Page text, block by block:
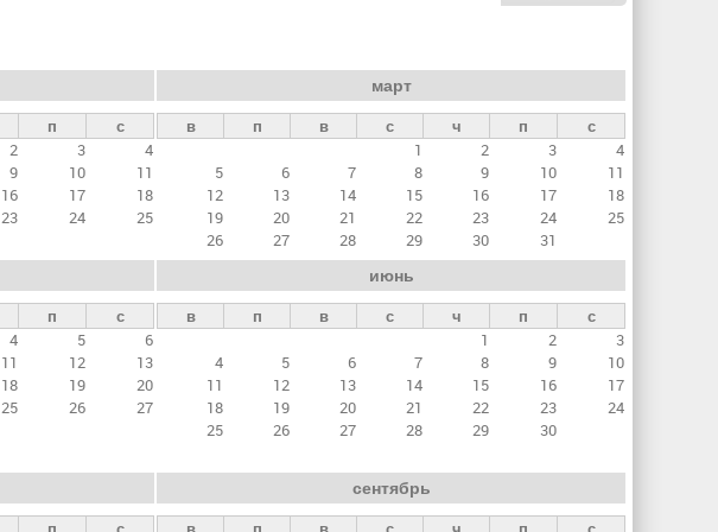
п
с
2 3
4
9 10
11
16 17
18
23 24
25
март
в п в с ч п
с
1
2 3
4
5
6 7 8 9 10
11
12
13 14 15 16 17
18
19
20 21 22 23 24
25
26
27 28 29 30 31
п
с
4 5
6
11 12
13
18 19
20
25 26
27
июнь
в п в с ч п
с
1
2
3
4
5 6 7 8 9
10
11
12 13 14 15 16
17
18
19 20 21 22 23
24
25
26 27 28 29 30
сентябрь